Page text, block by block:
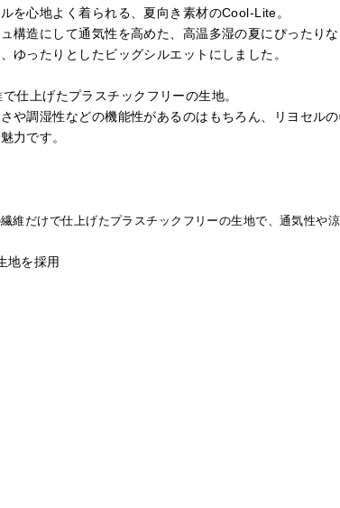
を心地よく着られる、夏向き素材のCool-Lite。
構造にして通気性を高めた、高温多湿の夏にぴったり
ゆったりとしたビッグシルエットにしました。
仕上げたプラスチックフリーの生地。
や調湿性などの機能性があるのはもちろん、リヨセル
力です。
維だけで仕上げたプラスチックフリーの生地で、通気性や
地を採用